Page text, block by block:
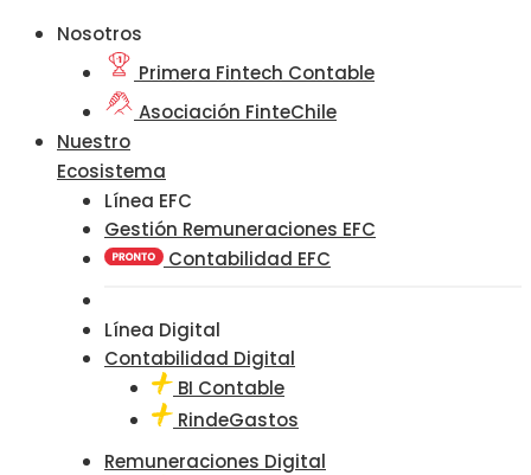
Nosotros
Primera Fintech Contable
Asociación FinteChile
Nuestro
Ecosistema
Línea EFC
Gestión Remuneraciones EFC
Contabilidad EFC
Línea Digital
Contabilidad Digital
BI Contable
RindeGastos
Remuneraciones Digital